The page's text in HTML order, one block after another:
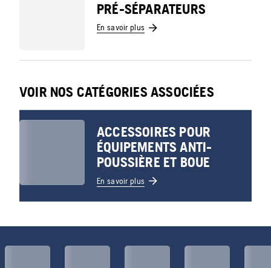
PRÉ-SÉPARATEURS
En savoir plus
VOIR NOS CATÉGORIES ASSOCIÉES
ACCESSOIRES POUR
ÉQUIPEMENTS ANTI-
POUSSIÈRE ET BOUE
En savoir plus